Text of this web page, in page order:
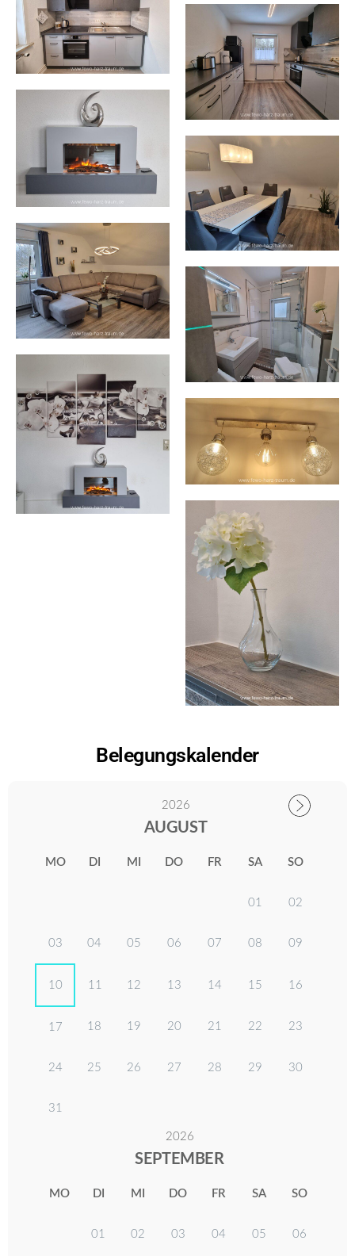
Belegungskalender
2026
AUGUST
MO DI MI DO FR SA SO
01 02
03 04 05 06 07 08 09
10 11 12 13 14 15 16
17 18 19 20 21 22 23
24 25 26 27 28 29 30
31
2026
SEPTEMBER
MO DI MI DO FR SA SO
01 02 03 04 05 06